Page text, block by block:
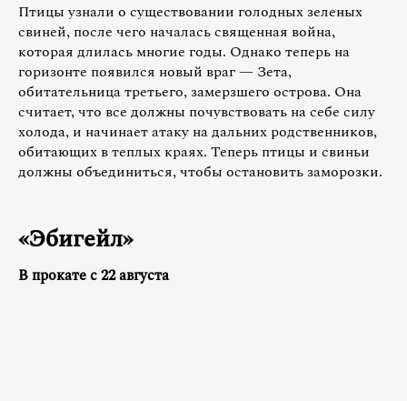
Птицы узнали о существовании голодных зеленых
свиней, после чего началась священная война,
которая длилась многие годы. Однако теперь на
горизонте появился новый враг — Зета,
обитательница третьего, замерзшего острова. Она
считает, что все должны почувствовать на себе силу
холода, и начинает атаку на дальних родственников,
обитающих в теплых краях. Теперь птицы и свиньи
должны объединиться, чтобы остановить заморозки.
«Эбигейл»
В прокате с 22 августа